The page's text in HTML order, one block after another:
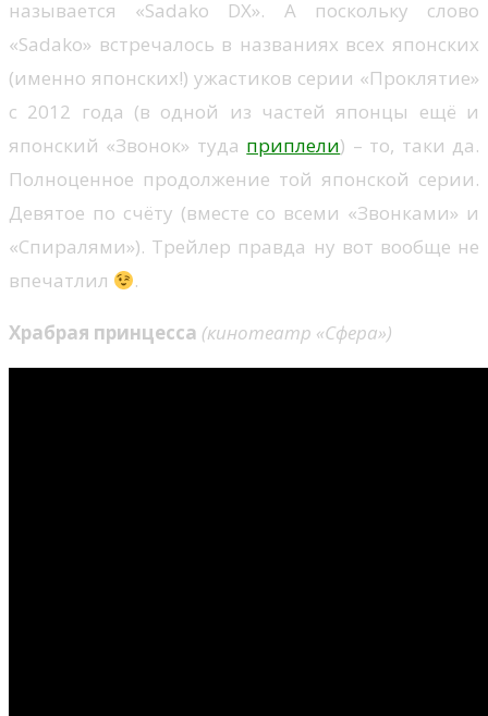
называется «Sadako DX». А поскольку слово
«Sadako» встречалось в названиях всех японских
(именно японских!) ужастиков серии «Проклятие»
с 2012 года (в одной из частей японцы ещё и
японский «Звонок» туда приплели) – то, таки да.
Полноценное продолжение той японской серии.
Девятое по счёту (вместе со всеми «Звонками» и
«Спиралями»). Трейлер правда ну вот вообще не
впечатлил
.
Храбрая принцесса (кинотеатр «Сфера»)